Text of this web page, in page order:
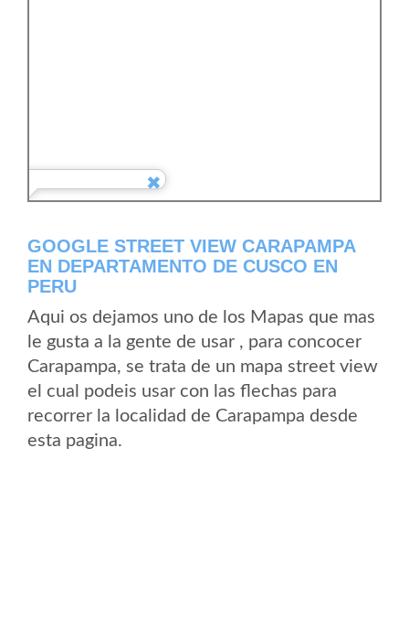
GOOGLE STREET VIEW CARAPAMPA
EN DEPARTAMENTO DE CUSCO EN
PERU
Aqui os dejamos uno de los Mapas que mas
le gusta a la gente de usar , para concocer
Carapampa, se trata de un mapa street view
el cual podeis usar con las flechas para
recorrer la localidad de Carapampa desde
esta pagina.